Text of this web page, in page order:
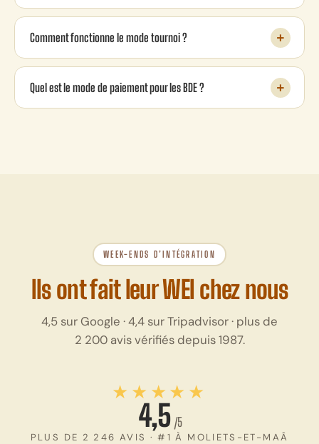
Comment fonctionne le mode tournoi ?
Quel est le mode de paiement pour les BDE ?
WEEK-ENDS D’INTÉGRATION
Ils ont fait leur WEI chez nous
4,5 sur Google · 4,4 sur Tripadvisor · plus de
2 200 avis vérifiés depuis 1987.
★★★★★
4,5 /5
PLUS DE 2 246 AVIS · #1 À MOLIETS-ET-MAÂ